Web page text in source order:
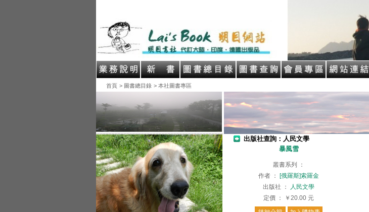
首頁 > 圖書總目錄 > 本社圖書專區
出版社查詢：人民文學
暴風雪
叢書系列
：
作者 ：
[俄羅斯]索羅金
出版社
：
人民文學
定價 ： ￥20.00 元